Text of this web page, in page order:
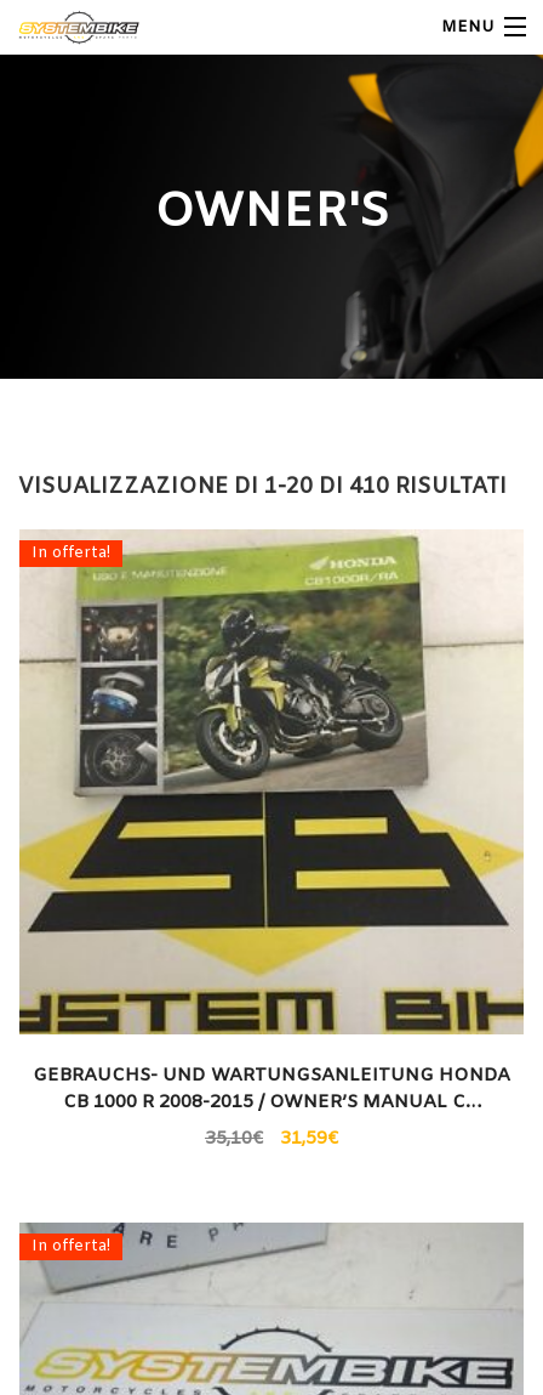
MENU
OWNER'S
VISUALIZZAZIONE DI 1-20 DI 410 RISULTATI
In offerta!
GEBRAUCHS- UND WARTUNGSANLEITUNG HONDA
CB 1000 R 2008-2015 / OWNER’S MANUAL C…
35,10€ 31,59€
In offerta!